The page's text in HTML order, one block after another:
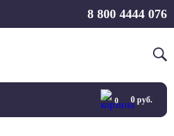
8 800 4444 076
0 0руб.